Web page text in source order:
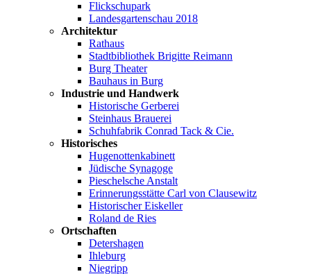
Flickschupark
Landesgartenschau 2018
Architektur
Rathaus
Stadtbibliothek Brigitte Reimann
Burg Theater
Bauhaus in Burg
Industrie und Handwerk
Historische Gerberei
Steinhaus Brauerei
Schuhfabrik Conrad Tack & Cie.
Historisches
Hugenottenkabinett
Jüdische Synagoge
Pieschelsche Anstalt
Erinnerungsstätte Carl von Clausewitz
Historischer Eiskeller
Roland de Ries
Ortschaften
Detershagen
Ihleburg
Niegripp